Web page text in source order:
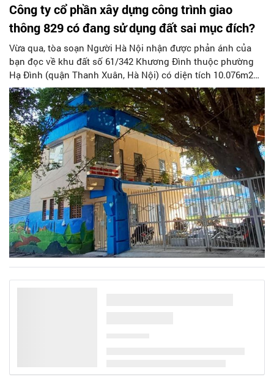
Công ty cổ phần xây dựng công trình giao
thông 829 có đang sử dụng đất sai mục đích?
Vừa qua, tòa soạn Người Hà Nội nhận được phản ánh của
bạn đọc về khu đất số 61/342 Khương Đình thuộc phường
Hạ Đình (quận Thanh Xuân, Hà Nội) có diện tích 10.076m2
được giao cho Công ty cổ phần xây dựng công trình giao
thông 829, Cổ phần hóa năm 2013 có mục đích sử dụng đất
là trụ sở làm việc, xưởng sản xuất. Tuy nhiên, hiện nay khu
đất trên đang được cho thuê sử dụng làm Trường học gây
ảnh hưởng đến trật tự văn minh đô thị.